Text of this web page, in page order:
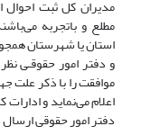
مدیران کل ثبت احوال
مطلع و باتجربه
استان یا شهرستان
و دفتر امور حقوقـی
موافقت را با ذکر علت
اعلام می‌نماید و
دفتر امور حقوقی